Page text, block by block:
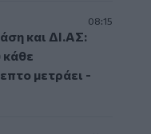
08:15
και ΔΙ.ΑΣ:
κάθε
μετράει -